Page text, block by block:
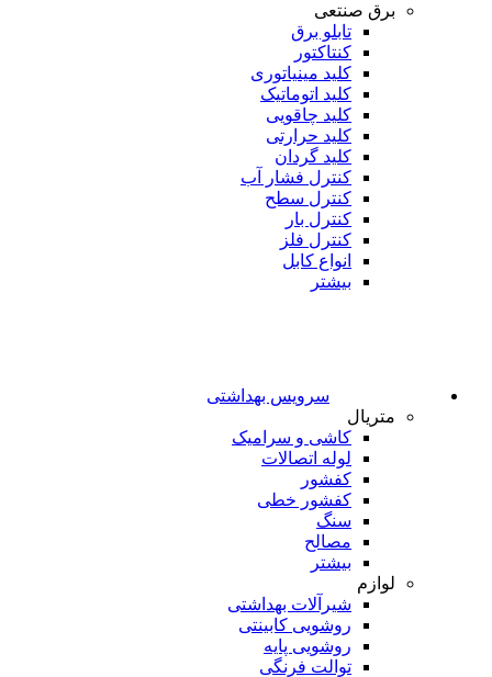
برق صنتعی
تابلو برق
کنتاکتور
کلید مینیاتوری
کلید اتوماتیک
کلید چاقویی
کلید حرارتی
کلید گردان
کنترل فشار آب
کنترل سطح
کنترل بار
کنترل فلز
انواع کابل
بیشتر
سرویس بهداشتی
متریال
کاشی و سرامیک
لوله اتصالات
کفشور
کفشور خطی
سنگ
مصالح
بیشتر
لوازم
شیرآلات بهداشتی
روشویی کابینتی
روشویی پایه
توالت فرنگی